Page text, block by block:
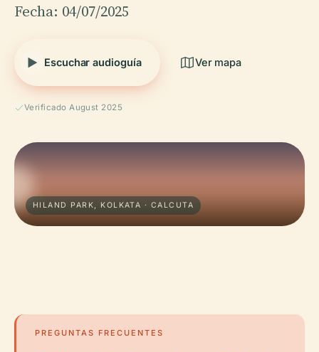
Fecha: 04/07/2025
Escuchar audioguía Ver mapa
Verificado August 2025
HILAND PARK, KOLKATA · CALCUTA
PREGUNTAS FRECUENTES